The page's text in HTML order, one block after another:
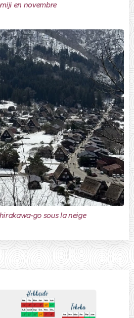
en novembre
go sous la neige